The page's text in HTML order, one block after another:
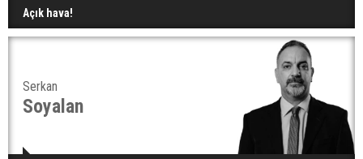
Açık hava!
Serkan
Soyalan